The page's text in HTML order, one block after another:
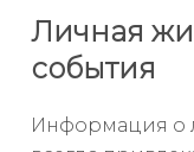
Личная
события
Информация о